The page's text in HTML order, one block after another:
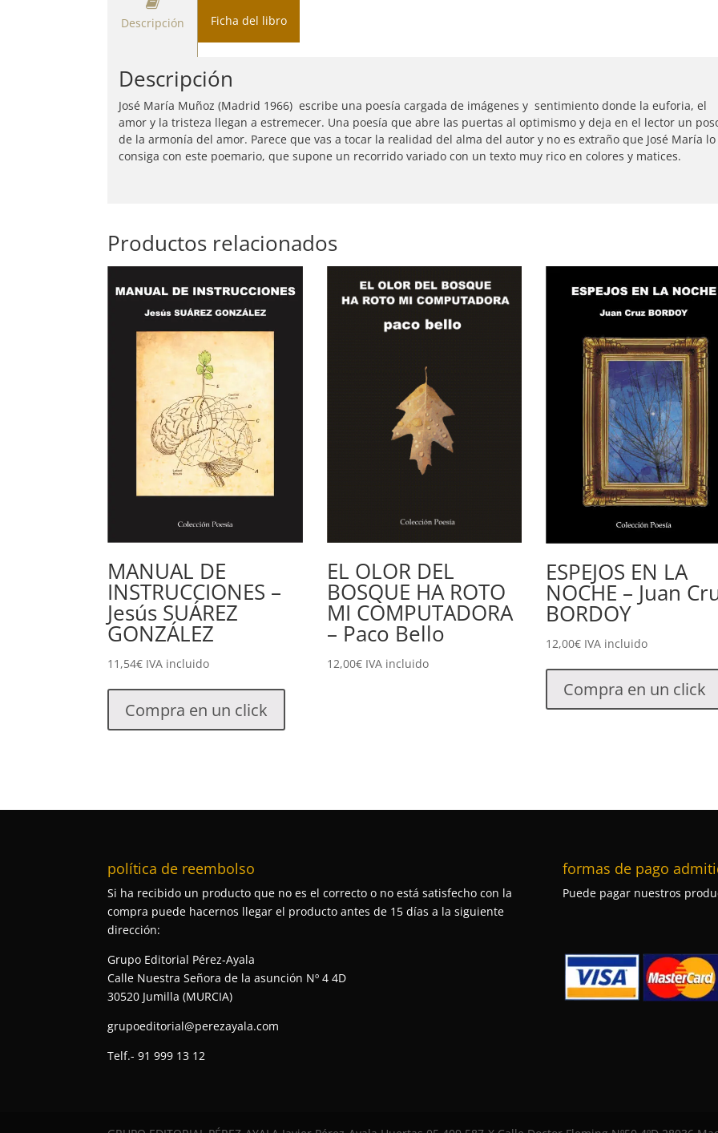
Descripción Ficha del libro
Descripción
José María Muñoz (Madrid 1966) escribe una poesía cargada de imágenes y sentimiento donde la euforia, el
amor y la tristeza llegan a estremecer. Una poesía que abre las puertas al optimismo y deja en el lector un
de la armonía del amor. Parece que vas a tocar la realidad del alma del autor y no es extraño que José María lo
consiga con este poemario, que supone un recorrido variado con un texto muy rico en colores y matices.
Productos relacionados
MANUAL DE
INSTRUCCIONES –
Jesús SUÁREZ
GONZÁLEZ
11,54€ IVA incluido
Compra en un click
EL OLOR DEL
BOSQUE HA ROTO
MI COMPUTADORA
– Paco Bello
12,00€ IVA incluido
ESPEJOS EN LA
NOCHE – Juan
BORDOY
12,00€ IVA incluido
Compra en un click
política de reembolso
Si ha recibido un producto que no es el correcto o no está satisfecho con la
compra puede hacernos llegar el producto antes de 15 días a la siguiente
dirección:
Grupo Editorial Pérez-Ayala
Calle Nuestra Señora de la asunción Nº 4 4D
30520 Jumilla (MURCIA)
grupoeditorial@perezayala.com
Telf.- 91 999 13 12
formas de pago
Puede pagar nuestros